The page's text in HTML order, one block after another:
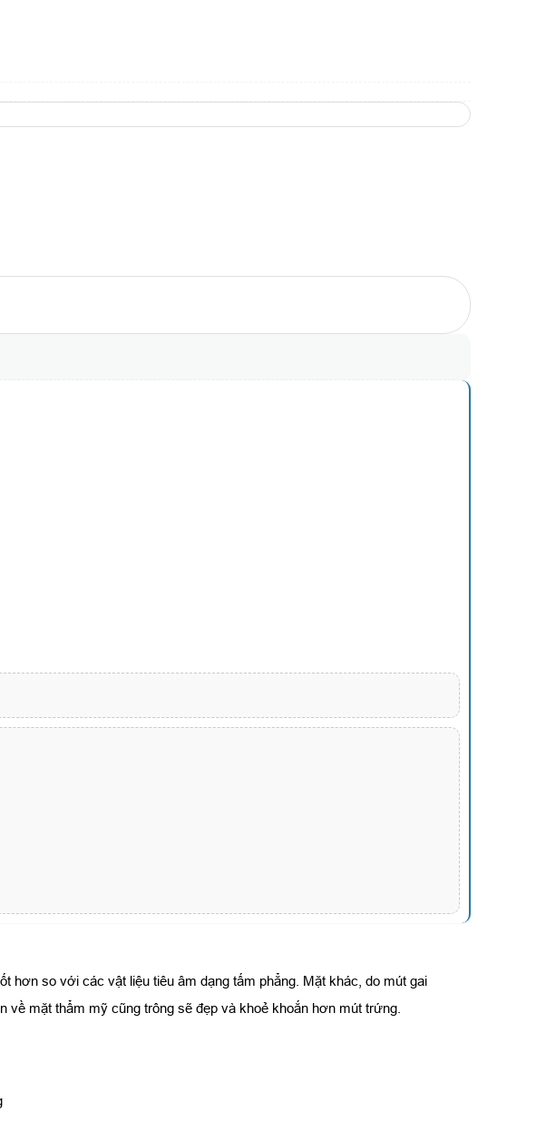
hơn so với các vật liệu tiêu âm dạng tấm phẳng. Mặt khác, do mút gai
mặt thẩm mỹ cũng trông sẽ đẹp và khoẻ khoắn hơn mút trứng.